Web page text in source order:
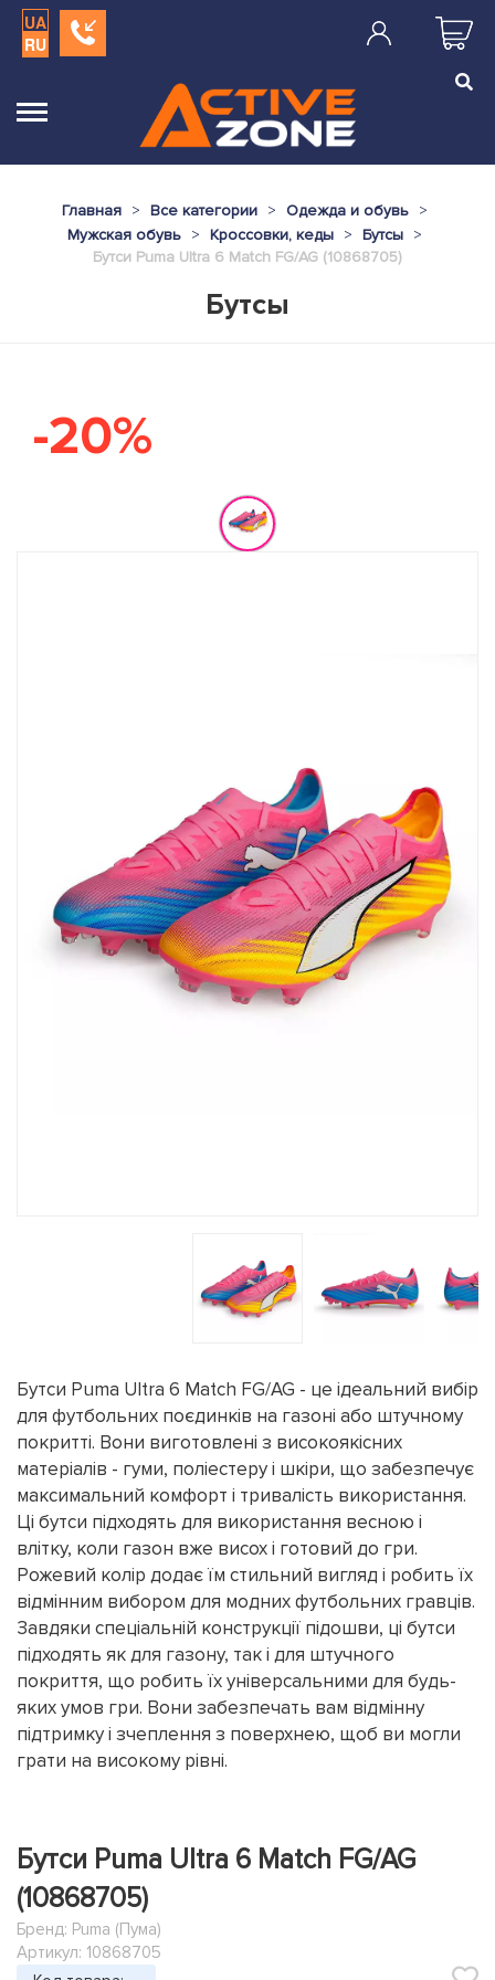
UA
RU
Главная Все категории
Одежда и обувь
Мужская обувь
Кроссовки, кеды
Бутсы
Бутси Puma Ultra 6 Match FG/AG (10868705)
Бутсы
-20%
Бутси Puma Ultra 6 Match FG/AG - це ідеальний вибір
для футбольних поєдинків на газоні або штучному
покритті. Вони виготовлені з високоякісних
матеріалів - гуми, поліестеру і шкіри, що забезпечує
максимальний комфорт і тривалість використання.
Ці бутси підходять для використання весною і
влітку, коли газон вже висох і готовий до гри.
Рожевий колір додає їм стильний вигляд і робить їх
відмінним вибором для модних футбольних гравців.
Завдяки спеціальній конструкції підошви, ці бутси
підходять як для газону, так і для штучного
покриття, що робить їх універсальними для будь-
яких умов гри. Вони забезпечать вам відмінну
підтримку і зчеплення з поверхнею, щоб ви могли
грати на високому рівні.
Бутси Puma Ultra 6 Match FG/AG
(10868705)
Бренд: Puma (Пума)
Артикул: 10868705